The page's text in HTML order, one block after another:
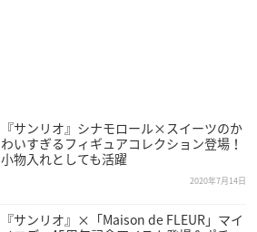
『サンリオ』シナモロール×スイーツのか
わいすぎるフィギュアコレクション登場！
小物入れとしても活躍
2020年7月14日
『サンリオ』×「Maison de FLEUR」マイ